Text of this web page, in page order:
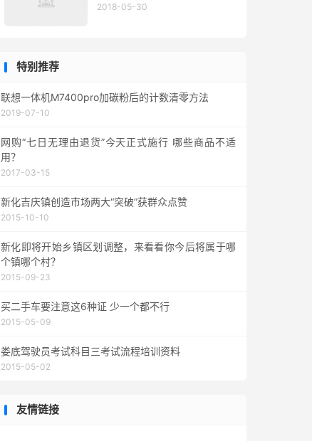
2018-05-30
特别推荐
联想一体机M7400pro加碳粉后的计数清零方法
2019-07-10
网购“七日无理由退货”今天正式施行 哪些商品不适
用？
2017-03-15
新化吉庆镇创造市场两大“突破”获群众点赞
2015-10-10
新化即将开始乡镇区划调整，来看看你今后将属于哪
个镇哪个村？
2015-09-23
买二手车要注意这6种证 少一个都不行
2015-05-09
娄底驾驶员考试科目三考试流程培训资料
2015-05-02
友情链接